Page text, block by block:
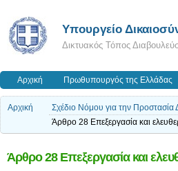
Υπουργείο
Δικτυακός Τόπος
Αρχική Πρωθυπουργός της Ελλάδας
Αρχική
Σχέδιο Νόμου για την
Άρθρο 28 Επεξεργασία και
Άρθρο 28 Επεξεργασία και